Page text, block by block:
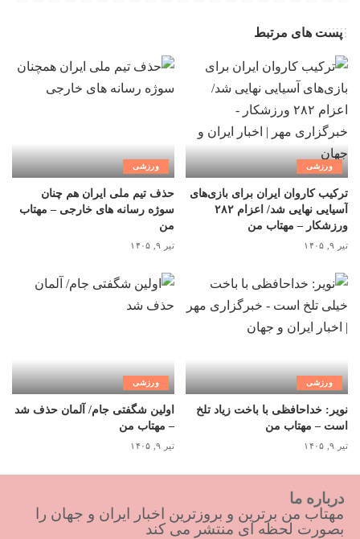
پست های مرتبط
ورزشی
ترکیب کاروان ایران برای بازی‌های
آسیایی نهایی شد/ اعزام ۲۸۲
ورزشکار – مهتاب من
تیر ۹, ۱۴۰۵
ورزشی
حذف تیم ملی ایران هم چنان
سوژه رسانه های خارجی – مهتاب
من
تیر ۹, ۱۴۰۵
ورزشی
نویر: خداحافظی با باخت زیاد تلخ
است – مهتاب من
تیر ۹, ۱۴۰۵
ورزشی
اولین شگفتی جام/ آلمان حذف شد
– مهتاب من
تیر ۹, ۱۴۰۵
درباره ما
مهتاب من برترین و بروزترین اخبار ایران و جهان را
بصورت لحظه ای منتشر می کند